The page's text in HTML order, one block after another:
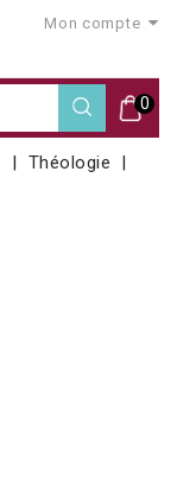
Mon compte
0
Théologie